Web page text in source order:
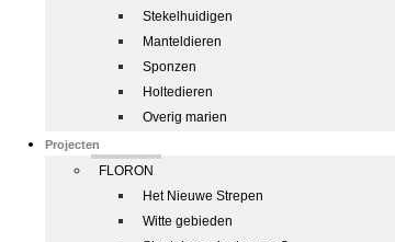
Stekelhuidigen
Manteldieren
Sponzen
Holtedieren
Overig marien
Projecten
FLORON
Het Nieuwe Strepen
Witte gebieden